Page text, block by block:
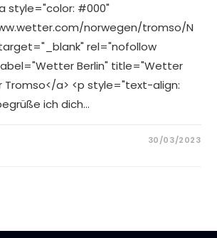
style="color: #000"
norwegen/tromso/N
rel="nofollow
Berlin" title="Wetter
Tromso</a> <p style="text-align:
ich dich…
30/03/2023